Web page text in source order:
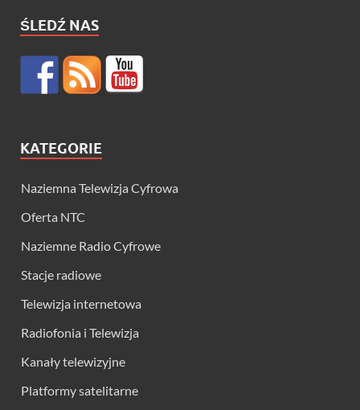
ŚLEDŹ NAS
KATEGORIE
Naziemna Telewizja Cyfrowa
Oferta NTC
Naziemne Radio Cyfrowe
Stacje radiowe
Telewizja internetowa
Radiofonia i Telewizja
Kanały telewizyjne
Platformy satelitarne